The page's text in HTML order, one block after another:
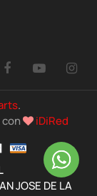
Facebook
.
iDiRed
JOSE DE LA